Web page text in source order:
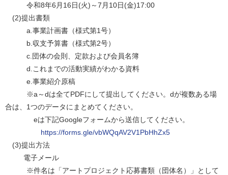
令和8年6月16日(火)～7月10日(金)17:00
(2)提出書類
a.事業計画書（様式第1号）
b.収支予算書（様式第2号）
c.団体の会則、定款および会員名簿
d.これまでの活動実績がわかる資料
e.事業紹介原稿
※a～dは全てPDFにして提出してください。dが複数ある場
合は、1つのデータにまとめてください。
eは下記Googleフォームから送信してください。
https://forms.gle/vbWQqAV2V1PbHhZx5
(3)提出方法
電子メール
※件名は「アートプロジェクト応募書類（団体名）」として